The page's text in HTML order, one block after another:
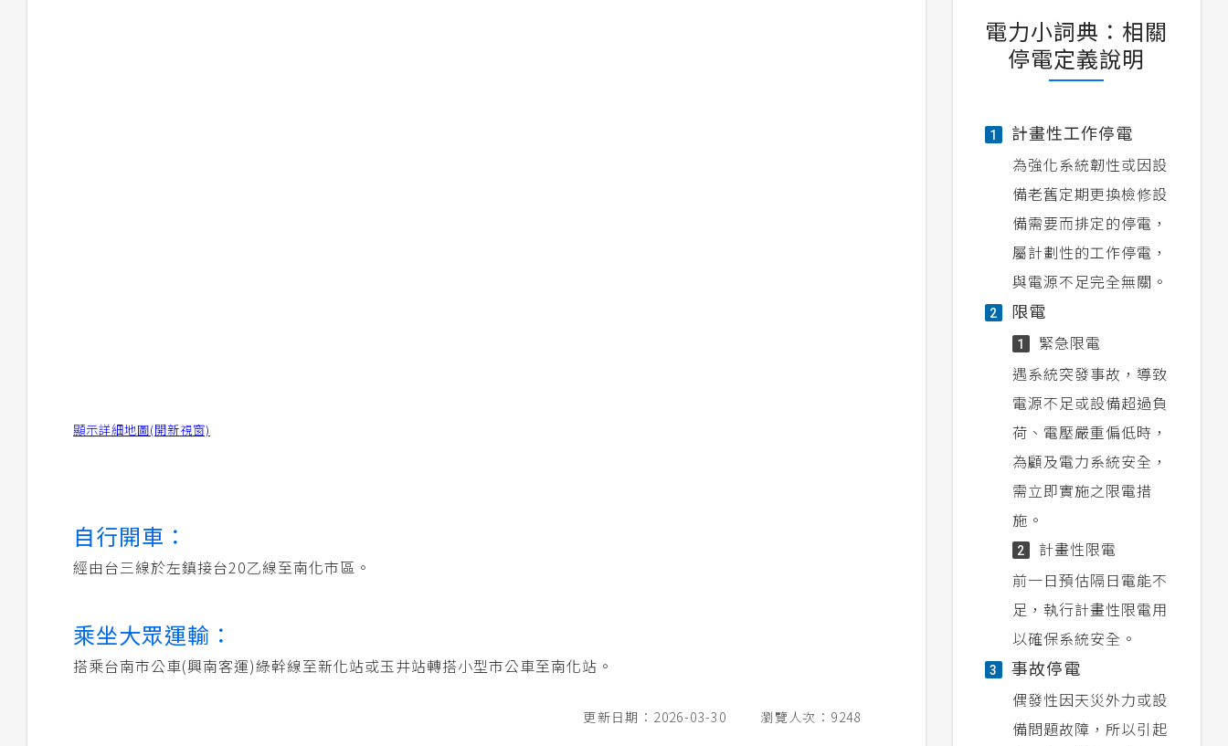
顯示詳細地圖(開新視窗)
自行開車：
經由台三線於左鎮接台20乙線至南化市區。
乘坐大眾運輸：
搭乘台南市公車(興南客運)綠幹線至新化站或玉井站轉搭小型市公車至南化站。
更新日期：2026-03-30 瀏覽人次：9248
電力小詞典：相關
停電定義說明
1 計畫性工作停電
為強化系統韌性或因設
備老舊定期更換檢修設
備需要而排定的停電，
屬計劃性的工作停電，
與電源不足完全無關。
2 限電
1
緊急限電
遇系統突發事故，導致
電源不足或設備超過負
荷、電壓嚴重偏低時，
為顧及電力系統安全，
需立即實施之限電措
施。
2
計畫性限電
前一日預估隔日電能不
足，執行計畫性限電用
以確保系統安全。
3 事故停電
偶發性因天災外力或設
備問題故障，所以引起